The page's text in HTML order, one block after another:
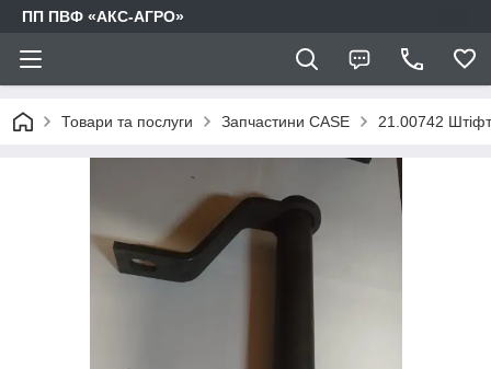
ПП ПВФ «АКС-АГРО»
Товари та послуги Запчастини CASE 21.00742